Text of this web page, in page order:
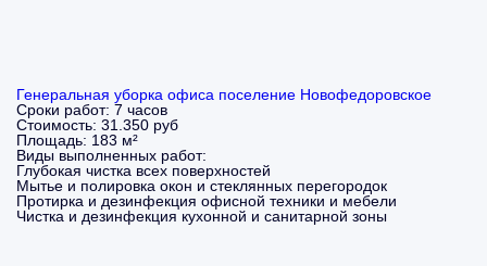
Генеральная уборка офиса поселение Новофедоровское
Сроки работ: 7 часов
Стоимость: 31.350 руб
Площадь: 183 м²
Виды выполненных работ:
Глубокая чистка всех поверхностей
Мытье и полировка окон и стеклянных перегородок
Протирка и дезинфекция офисной техники и мебели
Чистка и дезинфекция кухонной и санитарной зоны